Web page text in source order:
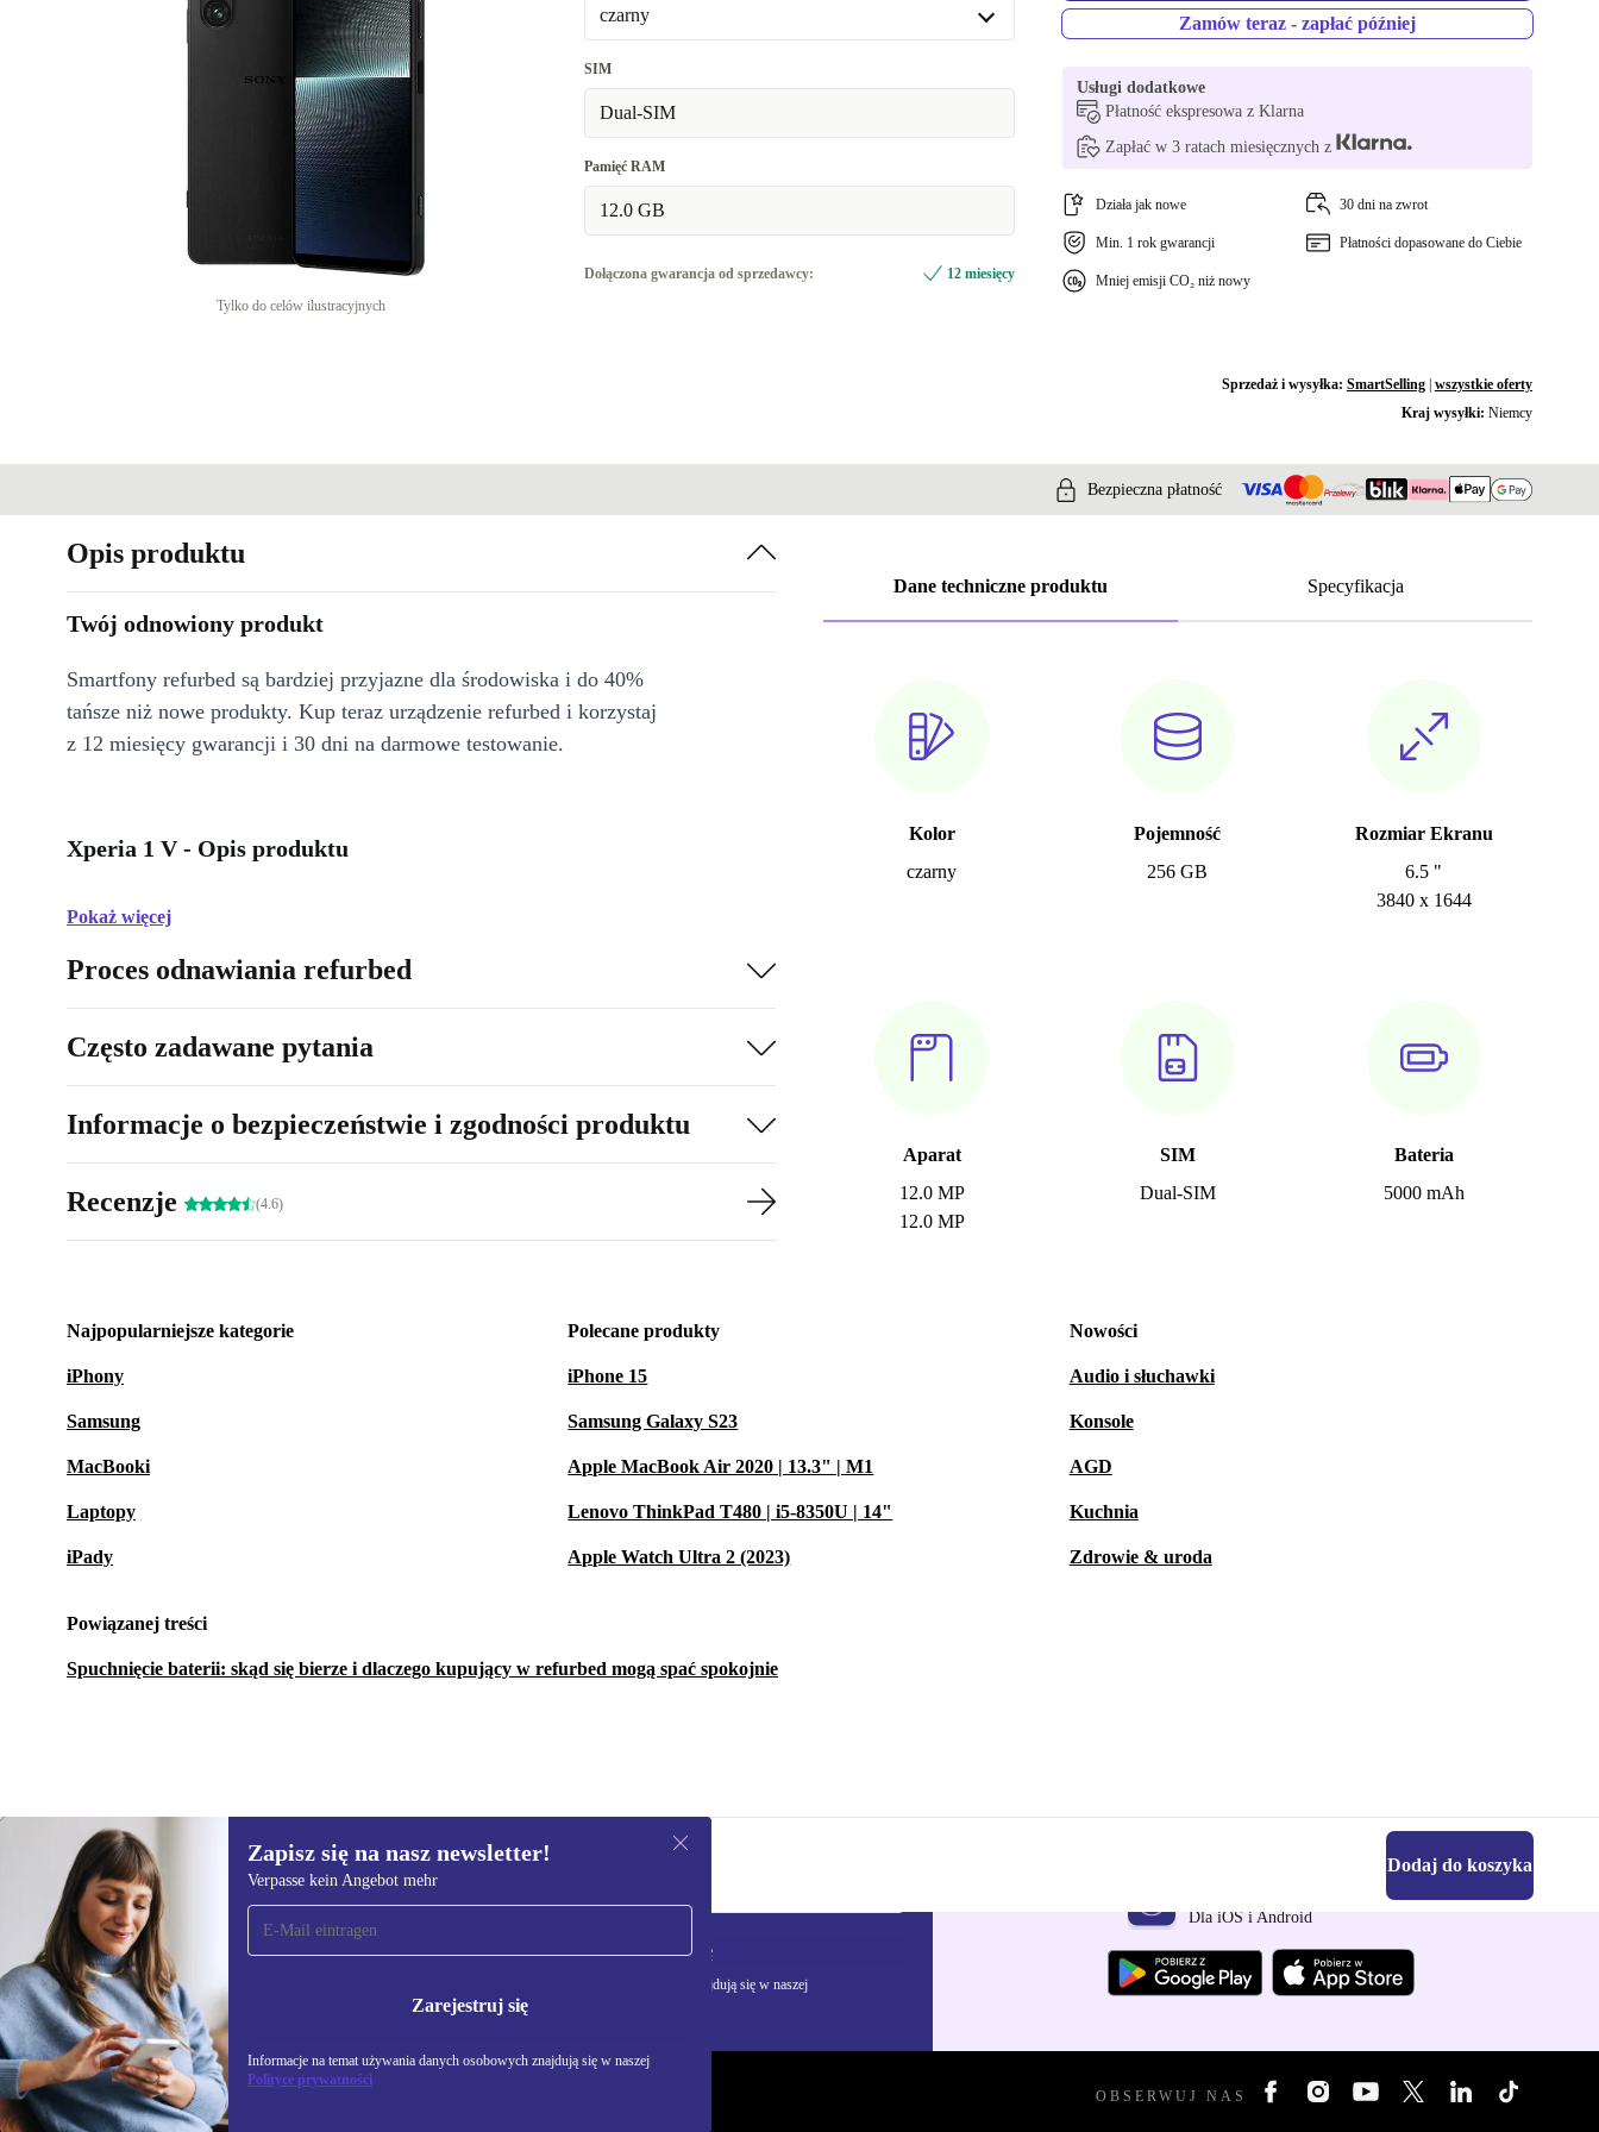
Tylko do celów ilustracyjnych
czarny
czarny
zielony
SIM
Dual-SIM
Pamięć RAM
12.0 GB
Dołączona gwarancja od sprzedawcy: 12 miesięcy
Zamów teraz - zapłać później
Usługi dodatkowe
Płatność ekspresowa z Klarna
Zapłać w 3 ratach miesięcznych z
Działa jak nowe 30 dni na zwrot
Min. 1 rok gwarancji Płatności dopasowane do Ciebie
Mniej emisji CO₂ niż nowy
Sprzedaż i wysyłka: SmartSelling| wszystkie oferty
Kraj wysyłki: Niemcy
Bezpieczna płatność
Dane techniczne produktu Specyfikacja
Kolor
czarny
Pojemność
256 GB
Rozmiar Ekranu
6.5 "
3840 x 1644
Aparat
12.0 MP
12.0 MP
SIM
Dual-SIM
Bateria
5000 mAh
Opis produktu
Twój odnowiony produkt
Smartfony refurbed są bardziej przyjazne dla środowiska i do 40%
tańsze niż nowe produkty. Kup teraz urządzenie refurbed i korzystaj
z 12 miesięcy gwarancji i 30 dni na darmowe testowanie.
Xperia 1 V - Opis produktu
Pokaż więcej
Proces odnawiania refurbed
Często zadawane pytania
Informacje o bezpieczeństwie i zgodności produktu
Recenzje (4.6)
Najpopularniejsze kategorie
iPhony
Samsung
MacBooki
Laptopy
iPady
Polecane produkty
iPhone 15
Samsung Galaxy S23
Apple MacBook Air 2020 | 13.3" | M1
Lenovo ThinkPad T480 | i5-8350U | 14"
Apple Watch Ultra 2 (2023)
Nowości
Audio i słuchawki
Konsole
AGD
Kuchnia
Zdrowie & uroda
Powiązanej treści
Spuchnięcie baterii: skąd się bierze i dlaczego kupujący w refurbed mogą spać spokojnie
2 984,27 zł (-48%) Dodaj do koszyka
Zapisz się na nasz newsletter!
Verpasse kein Angebot mehr
Zarejestruj się
Informacje na temat używania danych osobowych znajdują się w naszej
Polityce prywatności
Zapisz się na nasz
newsletter!
Nie przegap żadnej oferty.
Zarejestruj się
Informacje na temat używania danych osobowych znajdują się w naszej
Polityce prywatności
Pobierz aplikację refurbed
Dla iOS i Android
REFURBED POLSKA - RETHINK NEW. OBSERWUJ NAS